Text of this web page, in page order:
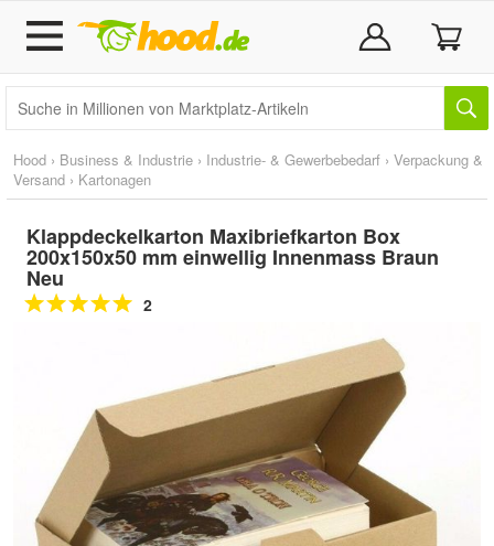
Hood › Business & Industrie › Industrie- & Gewerbebedarf › Verpackung &
Versand › Kartonagen
Klappdeckelkarton Maxibriefkarton Box
200x150x50 mm einwellig Innenmass Braun
Neu
2